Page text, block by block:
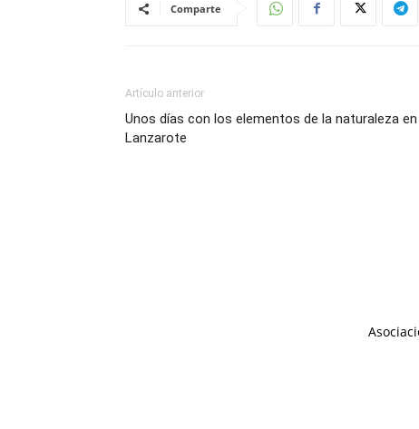
Comparte
Artículo anterior
Unos días con los elementos de la naturaleza en
Lanzarote